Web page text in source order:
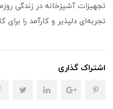
تجهیزات آشپزخانه در زندگی
تجربه‌ای دلپذیر و کارآمد را برای
اشتراک گذاری